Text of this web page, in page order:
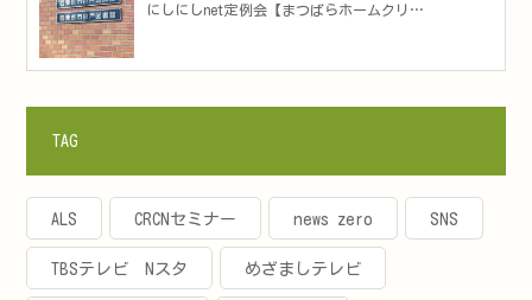
にしにしnet定例会【まつばらホームクリ…
TAG
ALS CRCNセミナー news zero SNS
TBSテレビ Nスタ めざましテレビ